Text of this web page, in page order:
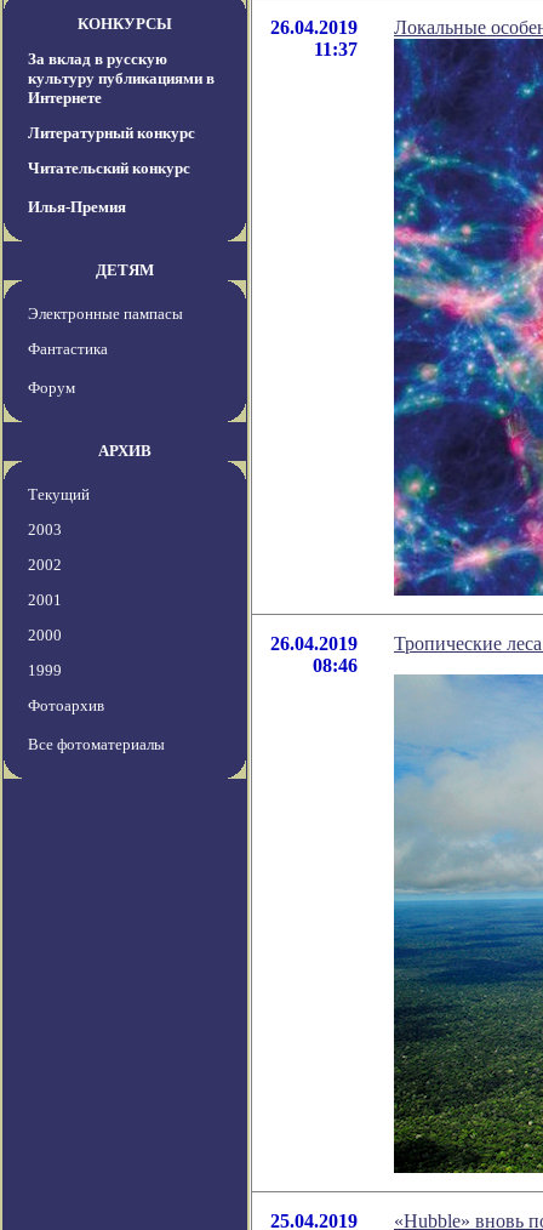
КОНКУРСЫ
За вклад в русскую
культуру публикациями в
Интернете
Литературный конкурс
Читательский конкурс
Илья-Премия
ДЕТЯМ
Электронные пампасы
Фантастика
Форум
АРХИВ
Текущий
2003
2002
2001
2000
1999
Фотоархив
Все фотоматериалы
26.04.2019
11:37
Локальные
26.04.2019
08:46
Тропические
25.04.2019 «Hubble» вновь